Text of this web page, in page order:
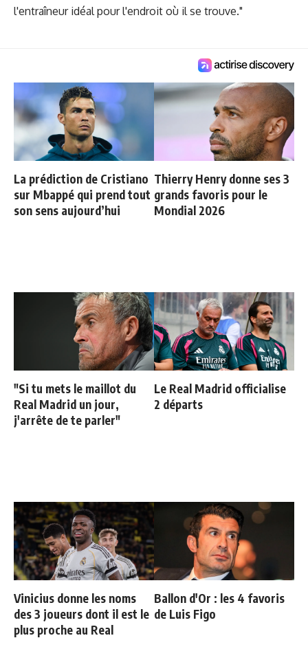
l'entraîneur idéal pour l'endroit où il se trouve."
La prédiction de Cristiano
sur Mbappé qui prend tout
son sens aujourd’hui
Thierry Henry donne ses 3
grands favoris pour le
Mondial 2026
"Si tu mets le maillot du
Real Madrid un jour,
j'arrête de te parler"
Le Real Madrid officialise
2 départs
Vinicius donne les noms
des 3 joueurs dont il est le
plus proche au Real
Ballon d'Or : les 4 favoris
de Luis Figo